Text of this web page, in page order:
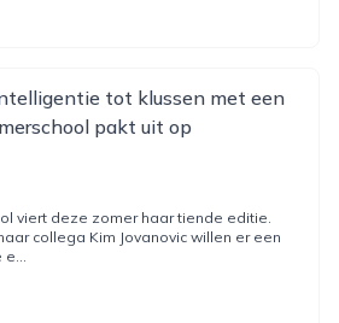
tot klussen met een
pakt uit op
viert deze zomer haar tiende editie.
collega Kim Jovanovic willen er een